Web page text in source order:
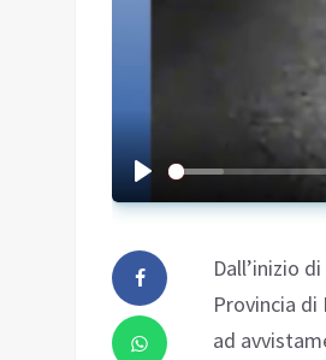
Dall’inizio
Provincia
ad